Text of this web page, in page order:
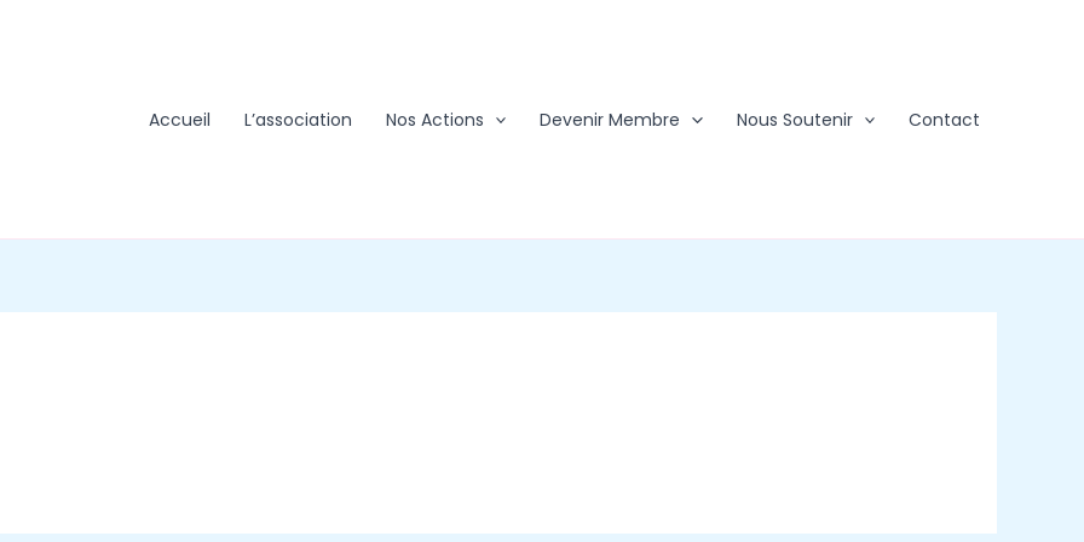
Accueil L’association Nos Actions Devenir Membre Nous Soutenir Contact